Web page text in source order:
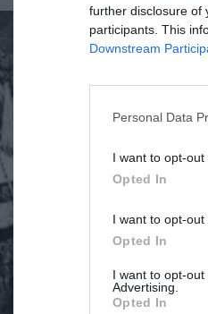
further disclosure of
participants. This
Downstream
Personal Data
I want to opt-out
Opted In
I want to opt-out
Opted In
I want to opt-
Advertising.
Opted In